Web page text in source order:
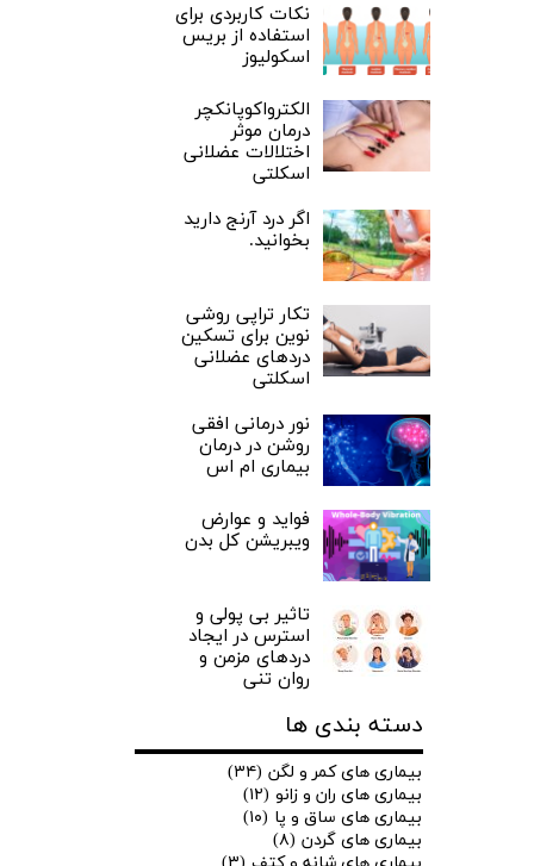
نکات کاربردی برای
استفاده از بریس
اسکولیوز
الکترواکوپانکچر
درمان موثر
اختلالات عضلانی
اسکلتی
اگر درد آرنج دارید
بخوانید.
تکار تراپی روشی
نوین برای تسکین
دردهای عضلانی
اسکلتی
نور درمانی افقی
روشن در درمان
بیماری ام اس
فواید و عوارض
ویبریشن کل بدن
تاثیر بی پولی و
استرس در ایجاد
دردهای مزمن و
روان تنی
دسته بندی ها
بیماری های کمر و لگن (۳۴)
بیماری های ران و زانو (۱۲)
بیماری های ساق و پا (۱۰)
بیماری های گردن (۸)